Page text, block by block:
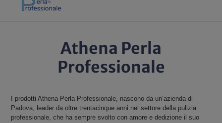
Athena Perla
Professionale
I prodotti Athena Perla Professionale, nascono da un’azienda di
Padova, leader da oltre trentacinque anni nel settore della pulizia
professionale, che ha sempre svolto con amore e dedizione il suo